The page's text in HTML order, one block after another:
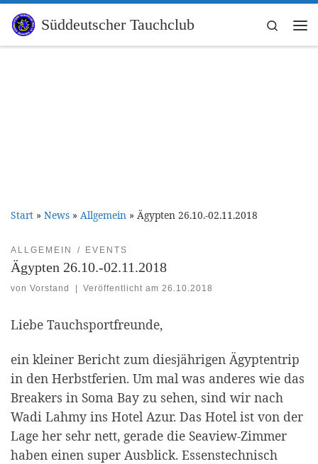
Zum Inhalt springen
Süddeutscher Tauchclub
Search
Start » News » Allgemein » Ägypten 26.10.-02.11.2018
ALLGEMEIN EVENTS
Ägypten 26.10.-02.11.2018
von Vorstand Veröffentlicht am26.10.2018
Liebe Tauchsportfreunde,
ein kleiner Bericht zum diesjährigen Ägyptentrip
in den Herbstferien. Um mal was anderes wie das
Breakers in Soma Bay zu sehen, sind wir nach
Wadi Lahmy ins Hotel Azur. Das Hotel ist von der
Lage her sehr nett, gerade die Seaview-Zimmer
haben einen super Ausblick. Essenstechnisch